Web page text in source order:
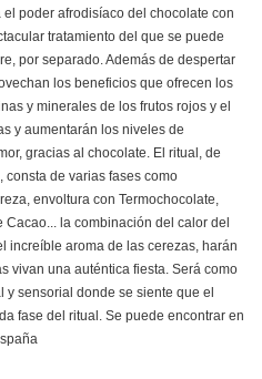
el poder afrodisíaco del chocolate con
tratamiento del que se puede
por separado. Además de despertar
los beneficios que ofrecen los
y minerales de los frutos rojos y el
y aumentarán los niveles de
gracias al chocolate. El ritual, de
de varias fases como
envoltura con Termochocolate,
la combinación del calor del
increíble aroma de las cerezas, harán
vivan una auténtica fiesta. Será como
sensorial donde se siente que el
fase del ritual. Se puede encontrar en